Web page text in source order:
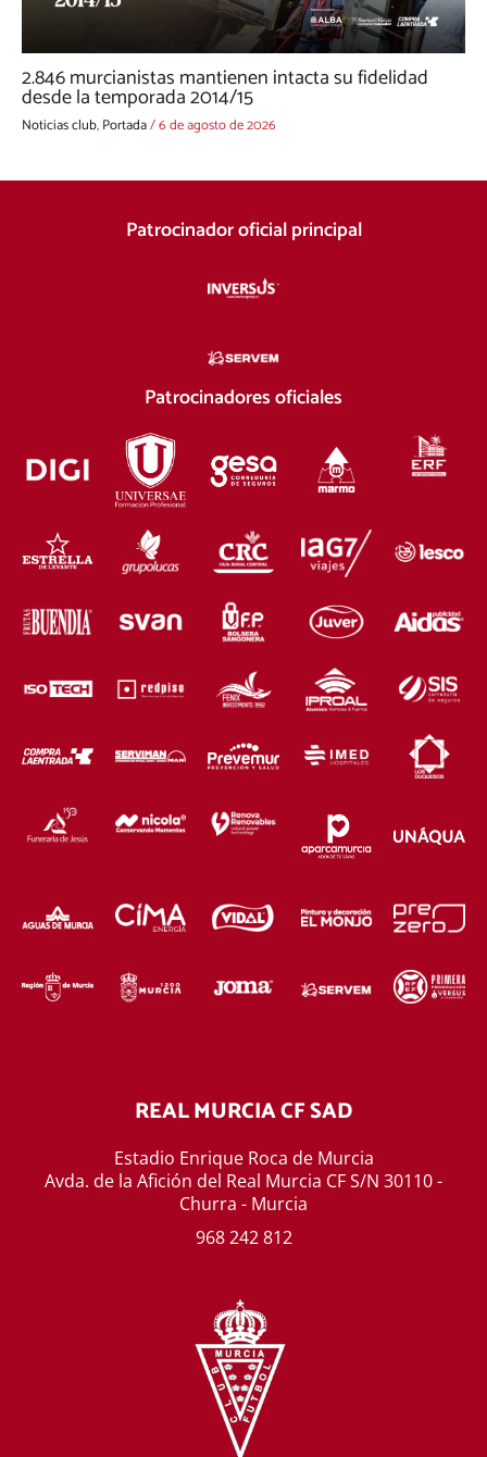
2.846 murcianistas mantienen intacta su fidelidad
desde la temporada 2014/15
Noticias club,Portada/6 de agosto de 2026
Patrocinador oficial principal
Patrocinadores oficiales
REAL MURCIA CF SAD
Estadio Enrique Roca de Murcia
Avda. de la Afición del Real Murcia CF S/N 30110 -
Churra - Murcia
968 242 812